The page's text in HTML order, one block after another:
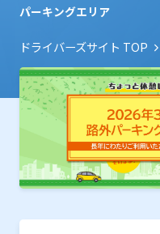
パーキングエリア
ドライバーズサイト TOP